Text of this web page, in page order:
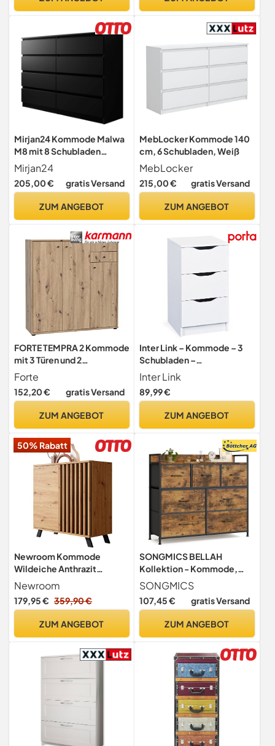
LSC014B01
Wohnzimmer, Flur,
Mirjan24 Kommode Malwa
M8 mit 8 Schubladen
(Schwarz)
Mirjan24
205,00 € gratis Versand
ZUM ANGEBOT
MebLocker Kommode 140
cm, 6 Schubladen, Weiß
MebLocker
215,00 € gratis Versand
ZUM ANGEBOT
FORTE TEMPRA 2 Kommode
mit 3 Türen und 2
Schubladen,
Holzwerkstoff, Artisan
Eiche Dekor, (B x H x T)
Forte
152,20 € gratis Versand
ZUM ANGEBOT
Inter Link – Kommode – 3
Schubladen –
Schubladenschrank –
Beistellschrank –
Sideboard –
Weiß – Schubladen mit
Inter Link
89,99 €
ZUM ANGEBOT
50% Rabatt
Newroom Kommode
Wildeiche Anthrazit
Sideboard Modern Vintage
- 80x85x40 cm (BxHxT) -
Highboard Anrichte -
Schlafzimmer Flur
Newroom
179,95 € 359,90 €
ZUM ANGEBOT
SONGMICS BELLAH
Kollektion - Kommode,
Schrank, 7 Stoffschubladen
mit Griffen, Metallgestell,
Industrie-Design,
tintenschwarz LTS137BH01
SONGMICS
107,45 € gratis Versand
ZUM ANGEBOT